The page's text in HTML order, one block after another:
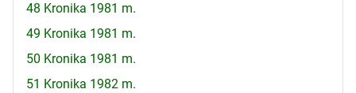
48 Kronika 1981 m.
49 Kronika 1981 m.
50 Kronika 1981 m.
51 Kronika 1982 m.